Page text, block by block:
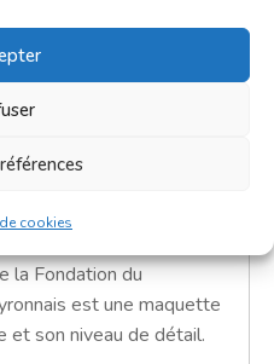
cookies
géante
la Fondation du
est une maquette
et son niveau de détail.